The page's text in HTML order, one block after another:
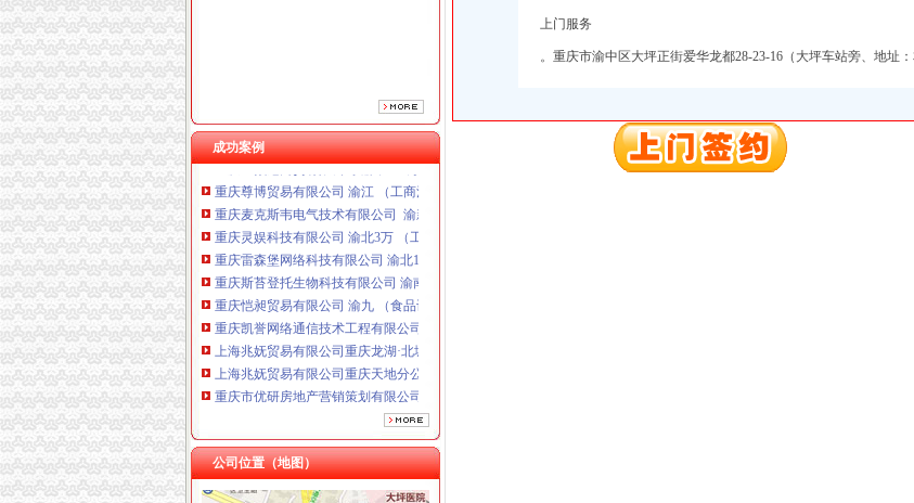
成功案例
重庆市优研房地产营销策划有限公司
重庆奎颜尼商贸有限公司 渝中100万 （工商注册）
重庆麦克斯韦电气技术有限公司 渝新 （工商注册）
重庆灵娱科技有限公司 渝北3万 （工商注册）
重庆雷森堡网络科技有限公司 渝北10万 （工商注册）
重庆斯苔登托生物科技有限公司 渝南10万 （工商注册）
重庆恺昶贸易有限公司 渝九 （食品许可证）
重庆凯誉网络通信技术工程有限公司 渝中300万 （工商变更）
上海兆妩贸易有限公司重庆龙湖·北城天街分公司 （工商注册）
上海兆妩贸易有限公司重庆天地分公司 渝中 （工商注册）
重庆市优研房地产营销策划有限公司
重庆奎颜尼商贸有限公司 渝中100万 （工商注册）
重庆尊博贸易有限公司 渝江 （工商注册）
重庆麦克斯韦电气技术有限公司 渝新 （工商注册）
重庆灵娱科技有限公司 渝北3万 （工商注册）
重庆雷森堡网络科技有限公司 渝北10万 （工商注册）
公司位置（地图）
上门服务
。重庆市渝中区大坪正街爱华龙都28-23-16（大坪车站旁、地址